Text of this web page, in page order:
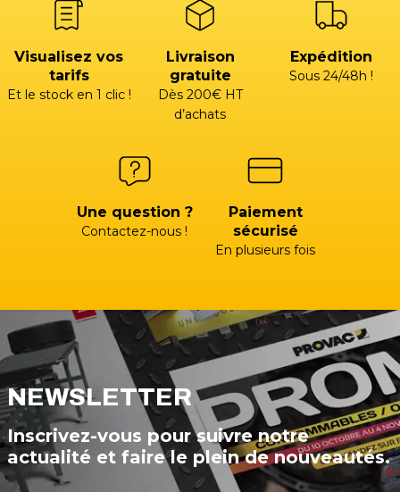
Visualisez vos
tarifs
Et le stock en 1 clic !
Livraison
gratuite
Dès 200€ HT
d’achats
Expédition
Sous 24/48h !
Une question ?
Contactez-nous !
Paiement
sécurisé
En plusieurs fois
NEWSLETTER
Inscrivez-vous pour suivre notre
actualité et faire le plein de nouveautés.